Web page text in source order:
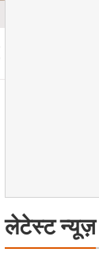
लेटेस्ट न्यूज़